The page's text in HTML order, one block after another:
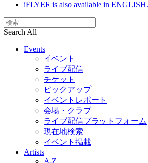
iFLYER is also available in ENGLISH.
Search All
Events
イベント
ライブ配信
チケット
ピックアップ
イベントレポート
会場・クラブ
ライブ配信プラットフォーム
現在地検索
イベント掲載
Artists
A-Z